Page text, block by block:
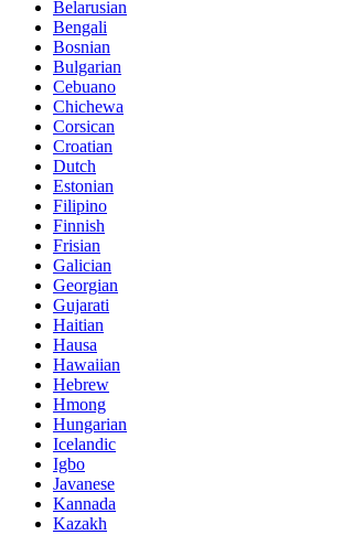
Belarusian
Bengali
Bosnian
Bulgarian
Cebuano
Chichewa
Corsican
Croatian
Dutch
Estonian
Filipino
Finnish
Frisian
Galician
Georgian
Gujarati
Haitian
Hausa
Hawaiian
Hebrew
Hmong
Hungarian
Icelandic
Igbo
Javanese
Kannada
Kazakh